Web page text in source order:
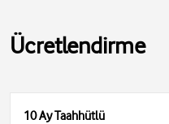
Ücretlendirme
10 Ay Taahhütlü